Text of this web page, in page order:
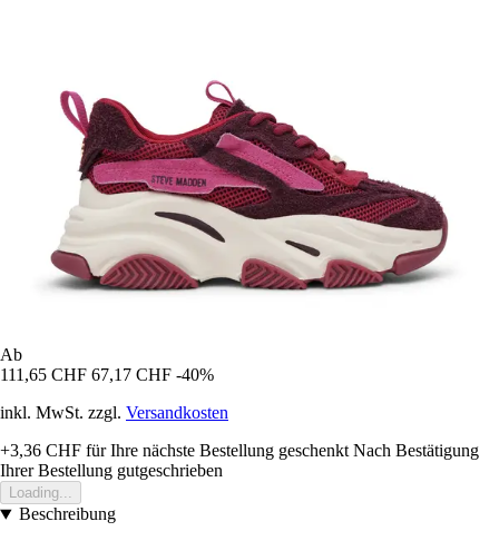
Ab
111,65 CHF 67,17 CHF -40%
inkl. MwSt. zzgl. Versandkosten
+3,36 CHF für Ihre nächste Bestellung geschenkt Nach Bestätigung
Ihrer Bestellung gutgeschrieben
Loading...
Beschreibung